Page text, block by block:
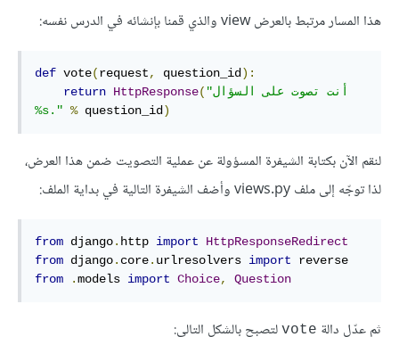
هذا المسار مرتبط بالعرض view والذي قمنا بإنشائه في الدرس نفسه:
def vote(request, question_id ) :
return HttpResponse( "أنت تصوت على السؤال
%s." % question_id )
لنقم الآن بكتابة الشيفرة المسؤولة عن عملية التصويت ضمن هذا العرض،
لذا توجّه إلى ملف views.py وأضف الشيفرة التالية في بداية الملف:
from django. http import
HttpResponseRedirect
from django. core. urlresolvers import
from
.models import Choice, Question
ثم عدّل دالة vote لتصبح بالشكل التالي: